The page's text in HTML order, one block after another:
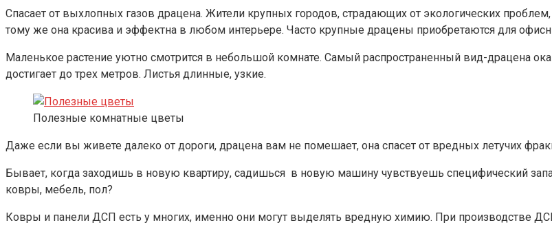
Спасает от выхлопных газов драцена. Жители крупных городов, страдающих от экологических
тому же она красива и эффектна в любом интерьере. Часто крупные драцены приобретаются для
Маленькое растение уютно смотрится в небольшой комнате. Самый распространенный вид-драцена
достигает до трех метров. Листья длинные, узкие.
Полезные комнатные цветы
Даже если вы живете далеко от дороги, драцена вам не помешает, она спасет от вредных летучих
Бывает, когда заходишь в новую квартиру, садишься в новую машину чувствуешь специфический
ковры, мебель, пол?
Ковры и панели ДСП есть у многих, именно они могут выделять вредную химию. При производстве